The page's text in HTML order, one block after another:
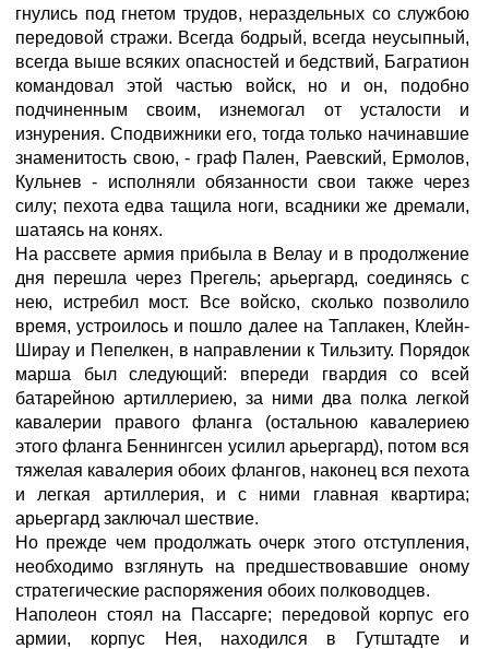
гнулись под гнетом трудов, нераздельных со службою
передовой стражи. Всегда бодрый, всегда неусыпный,
всегда выше всяких опасностей и бедствий, Багратион
командовал этой частью войск, но и он, подобно
подчиненным своим, изнемогал от усталости и
изнурения. Сподвижники его, тогда только начинавшие
знаменитость свою, - граф Пален, Раевский, Ермолов,
Кульнев - исполняли обязанности свои также через
силу; пехота едва тащила ноги, всадники же дремали,
шатаясь на конях.
На рассвете армия прибыла в Велау и в продолжение
дня перешла через Прегель; арьергард, соединясь с
нею, истребил мост. Все войско, сколько позволило
время, устроилось и пошло далее на Таплакен, Клейн-
Ширау и Пепелкен, в направлении к Тильзиту. Порядок
марша был следующий: впереди гвардия со всей
батарейною артиллериею, за ними два полка легкой
кавалерии правого фланга (остальною кавалериею
этого фланга Беннингсен усилил арьергард), потом вся
тяжелая кавалерия обоих флангов, наконец вся пехота
и легкая артиллерия, и с ними главная квартира;
арьергард заключал шествие.
Но прежде чем продолжать очерк этого отступления,
необходимо взглянуть на предшествовавшие оному
стратегические распоряжения обоих полководцев.
Наполеон стоял на Пассарге; передовой корпус его
армии, корпус Нея, находился в Гутштадте и